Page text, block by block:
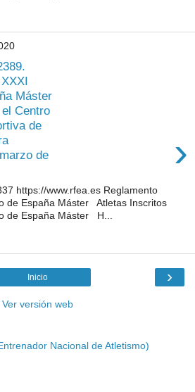
Máster
Centro
de
de
›
https://www.rfea.es Reglamento
de España Máster Atletas Inscritos
de España Máster H...
›
Inicio
Ver versión web
Nacional de Atletismo)